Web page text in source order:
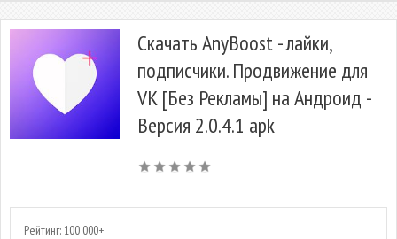
Скачать AnyBoost - лайки,
подписчики. Продвижение для
VK [Без Рекламы] на Андроид -
Версия 2.0.4.1 apk
Рейтинг: 100 000+